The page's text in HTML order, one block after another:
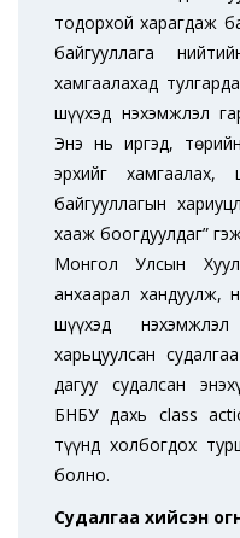
тодорхой харагдаж
байгууллага
хамгаалахад
шүүхэд нэхэмжлэл
Энэ нь иргэд,
эрхийг хамгаалах,
байгууллагын
хааж боогдуулдаг”
Монгол Улсын
анхаарал хандуулж,
шүүхэд
харьцуулсан
дагуу судалсан
БНБУ дахь class
түүнд холбогдох
болно.
Судалгаа хийсэн